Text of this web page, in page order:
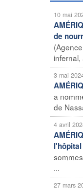
10 mai
de
3 mai
a
de
4 avril
...
27 mars